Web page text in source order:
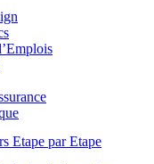
Etape par Etape